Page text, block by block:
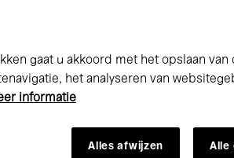
Bozar
gaat u akkoord met het opslaan van
het analyseren van
informatie
Alles afwijzen Alle